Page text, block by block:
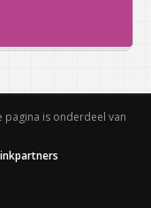
pagina is onderdeel van